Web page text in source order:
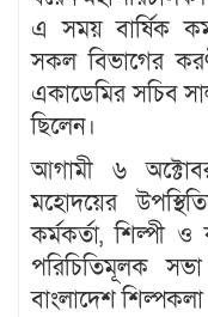
এ সময় বার্ষিক
সকল বিভাগের
একাডেমির সচিব
ছিলেন।
আগামী ৬
মহোদয়ের
কর্মকর্তা, শিল্পী ও
পরিচিতিমূলক
বাংলাদেশ